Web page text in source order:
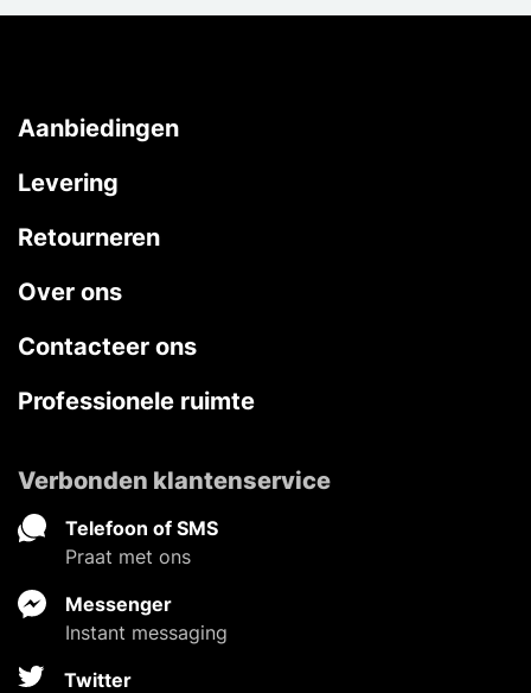
Aanbiedingen
Levering
Retourneren
Over ons
Contacteer ons
Professionele ruimte
Verbonden klantenservice
Telefoon of SMS
Praat met ons
Messenger
Instant messaging
Twitter